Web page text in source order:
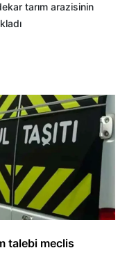
tarım arazisinin
talebi meclis